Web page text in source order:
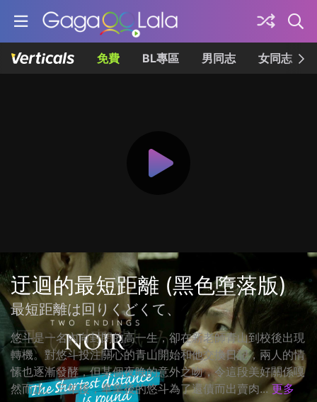
免費 BL專區 男同志 女同志
迂迴的最短距離 (黑色墮落版)
最短距離は回りくどくて、
悠斗是一名內向封閉的高一生，卻在新老師青山到校後出現
轉機。對悠斗投注關心的青山開始和他交換日記，兩人的情
愫也逐漸發酵，但某個夜晚的意外之吻，令這段美好關係嘎
然而止。三年後，畢業後的悠斗為了還債而出賣肉... 更多